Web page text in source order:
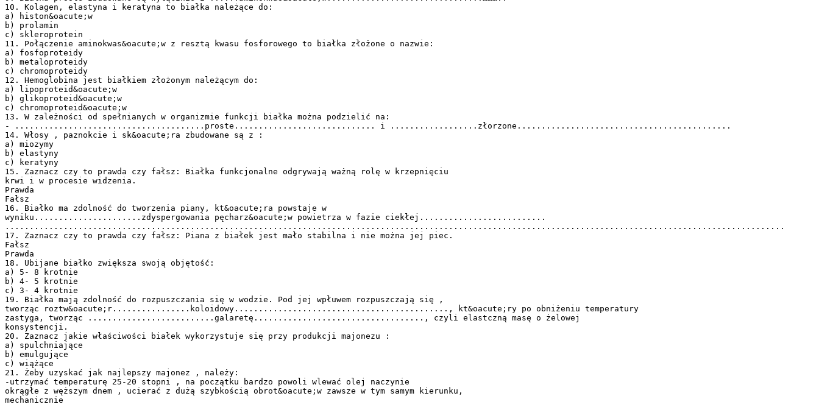
10. Kolagen, elastyna i keratyna to białka należące do:
a) histon&oacute;w
b) prolamin
c) skleroprotein
11. Połączenie aminokwas&oacute;w z resztą kwasu fosforowego to białka złożone o nazwie:
a) fosfoproteidy
b) metaloproteidy
c) chromoproteidy
12. Hemoglobina jest białkiem złożonym należącym do:
a) lipoproteid&oacute;w
b) glikoproteid&oacute;w
c) chromoproteid&oacute;w
13. W zależności od spełnianych w organizmie funkcji białka można podzielić na:
- .......................................proste............................. i ..................złorzone............................................
14. Włosy , paznokcie i sk&oacute;ra zbudowane są z :
a) miozymy
b) elastyny
c) keratyny
15. Zaznacz czy to prawda czy fałsz: Białka funkcjonalne odgrywają ważną rolę w krzepnięciu
krwi i w procesie widzenia.
Prawda
Fałsz
16. Białko ma zdolność do tworzenia piany, kt&oacute;ra powstaje w
wyniku......................zdyspergowania pęcharz&oacute;w powietrza w fazie ciekłej..........................
................................................................................................................................................................
17. Zaznacz czy to prawda czy fałsz: Piana z białek jest mało stabilna i nie można jej piec.
Fałsz
Prawda
18. Ubijane białko zwiększa swoją objętość:
a) 5- 8 krotnie
b) 4- 5 krotnie
c) 3- 4 krotnie
19. Białka mają zdolność do rozpuszczania się w wodzie. Pod jej wpłuwem rozpuszczają się ,
tworząc roztw&oacute;r................koloidowy............................................, kt&oacute;ry po obniżeniu temperatury
zastyga, tworząc ..........................galaretę..................................., czyli elastczną masę o żelowej
konsystencji.
20. Zaznacz jakie właściwości białek wykorzystuje się przy produkcji majonezu :
a) spulchniające
b) emulgujące
c) wiążące
21. Żeby uzyskać jak najlepszy majonez , należy:
-utrzymać temperaturę 25-20 stopni , na początku bardzo powoli wlewać olej naczynie
okrągłe z węższym dnem , ucierać z dużą szybkością obrot&oacute;w zawsze w tym samym kierunku,
mechanicznie